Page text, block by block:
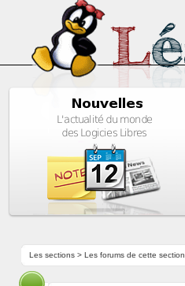
Les sections> Les forums de cette section